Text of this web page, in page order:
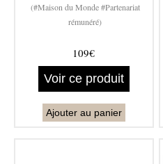
(#Maison du Monde #Partenariat
rémunéré)
109€
Voir ce produit
Ajouter au panier